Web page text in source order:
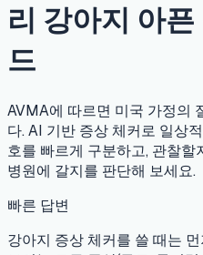
리 강아지 아
드
AVMA에 따르면 미국 가정의
다. AI 기반 증상 체커로 일상
호를 빠르게 구분하고, 관찰할
병원에 갈지를 판단해 보세요.
빠른 답변
강아지 증상 체커를 쓸 때는 먼